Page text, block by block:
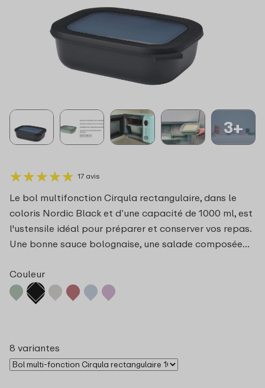
3+
★★★★★
★★★★★ 17 avis
Le bol multifonction Cirqula rectangulaire, dans le
coloris Nordic Black et d’une capacité de 1000 ml, est
l'ustensile idéal pour préparer et conserver vos repas.
Une bonne sauce bolognaise, une salade composée…
Couleur
8 variantes